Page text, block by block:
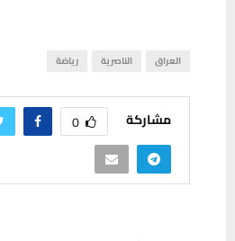
العراق الناصرية رياضة
مشاركة 0